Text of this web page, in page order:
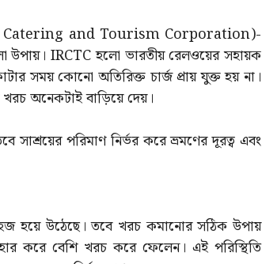
Catering and Tourism Corporation)-
উপায়। IRCTC হলো ভারতীয় রেলওয়ের সহায়ক
সময় কোনো অতিরিক্ত চার্জ প্রায় যুক্ত হয় না।
খরচ অনেকটাই বাড়িয়ে দেয়।
পরিমাণ নির্ভর করে ভ্রমণের দূরত্ব এবং
হয়ে উঠেছে। তবে খরচ কমানোর সঠিক উপায়
করে বেশি খরচ করে ফেলেন। এই পরিস্থিতি